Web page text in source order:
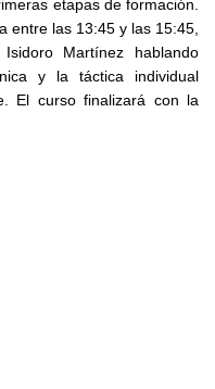
etapas de formación.
entre las 13:45 y las 15:45,
Martínez hablando
y la táctica individual
El curso finalizará con la